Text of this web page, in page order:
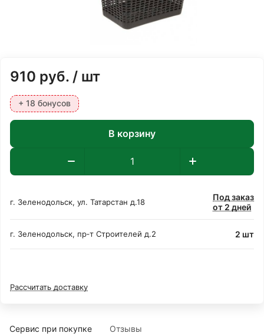
910 руб. / шт
+ 18 бонусов
В корзину
г. Зеленодольск, ул. Татарстан д.18
Под заказ
от 2 дней
г. Зеленодольск, пр‑т Строителей д.2 2 шт
Рассчитать доставку
Сервис при покупке Отзывы